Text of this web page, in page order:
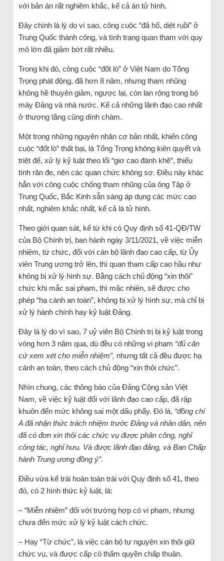
với bản án rất nghiêm khắc, kể cả án tử hình.
Đây chính là lý do vì sao, công cuộc “đả hổ, diệt ruồi” ở
Trung Quốc thành công, và tình trạng quan tham với quy
mô lớn đã giảm bớt rất nhiều.
Trong khi đó, công cuộc “đốt lò” ở Việt Nam do Tổng
Trọng phát động, đã hơn 8 năm, nhưng tham nhũng
không hề thuyên giảm, ngược lại, còn lan rộng trong bộ
máy Đảng và nhà nước. Kể cả những lãnh đạo cao nhất
ở thượng tầng cũng dính chàm.
Một trong những nguyên nhân cơ bản nhất, khiến công
cuộc “đốt lò” thất bại, là Tổng Trọng không kiên quyết và
triệt để, xử lý kỷ luật theo lối “giơ cao đánh khẽ”, thiếu
tính răn đe, nên các quan chức không sợ. Điều này khác
hẳn với công cuộc chống tham nhũng của ông Tập ở
Trung Quốc, Bắc Kinh sẵn sàng áp dụng các mức cao
nhất, nghiêm khắc nhất, kể cả là tử hình.
Theo giới quan sát, kể từ khi có Quy định số 41-QĐ/TW
của Bộ Chính trị, ban hành ngày 3/11/2021, về việc miễn
nhiệm, từ chức, đối với cán bộ lãnh đạo cao cấp, từ Ủy
viên Trung ương trở lên, thì quan tham cấp cao hầu như
không bị xử lý hình sự. Bằng cách chủ động “xin thôi”
chức khi mắc sai phạm, thì mặc nhiên, sẽ được cho
phép “hạ cánh an toàn”, không bị xử lý hình sự, mà chỉ bị
xử lý hành chính hay kỷ luật Đảng.
Đây là lý do vì sao, 7 uỷ viên Bộ Chính trị bị kỷ luật trong
vòng hơn 3 năm qua, dù đều có những vi phạm “đủ căn
cứ xem xét cho miễn nhiệm”, nhưng tất cả đều được hạ
cánh an toàn, theo cách chủ động “xin thôi chức”.
Nhìn chung, các thông báo của Đảng Cộng sản Việt
Nam, về việc kỷ luật đối với lãnh đạo cao cấp, đã rập
khuôn đến mức không sai một dấu phẩy. Đó là, “đồng chí
A đã nhận thức trách nhiệm trước Đảng và nhân dân, nên
đã có đơn xin thôi các chức vụ được phân công, nghỉ
công tác, nghỉ hưu. Và được lãnh đạo đảng, và Ban Chấp
hành Trung ương đồng ý”.
Điều vừa kể trái hoàn toàn trái với Quy định số 41, theo
đó, có 2 hình thức kỷ luật, là:
– “Miễn nhiệm” đối với trường hợp có vi phạm, nhưng
chưa đến mức xử lý kỷ luật cách chức.
– Hay “Từ chức”, là việc cán bộ tự nguyện xin thôi giữ
chức vụ, và được cấp có thẩm quyền chấp thuận.